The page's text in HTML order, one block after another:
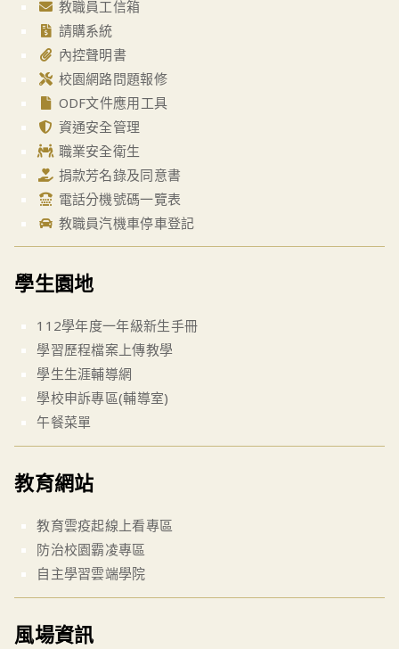
教職員工信箱
請購系統
內控聲明書
校園網路問題報修
ODF文件應用工具
資通安全管理
職業安全衛生
捐款芳名錄及同意書
電話分機號碼一覽表
教職員汽機車停車登記
學生園地
112學年度一年級新生手冊
學習歷程檔案上傳教學
學生生涯輔導網
學校申訴專區(輔導室)
午餐菜單
教育網站
教育雲疫起線上看專區
防治校園霸凌專區
自主學習雲端學院
風場資訊